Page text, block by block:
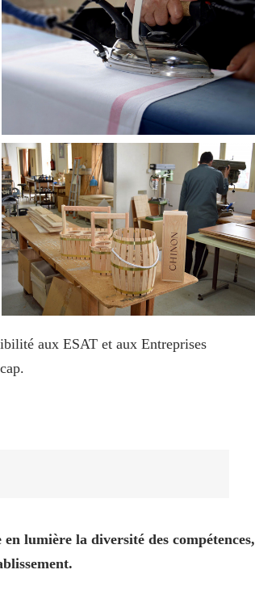
aux ESAT et aux Entreprises
lumière la diversité des compétences,